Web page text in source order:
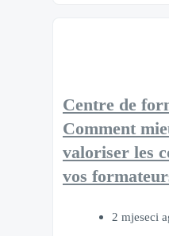
Centre de
Comment
valoriser les
vos
2 mjeseci